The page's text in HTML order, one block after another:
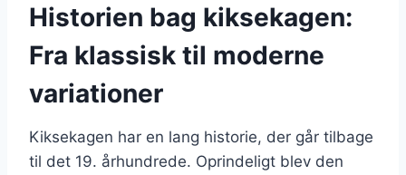
Historien bag kiksekagen:
Fra klassisk til moderne
variationer
Kiksekagen har en lang historie, der går tilbage
til det 19. århundrede. Oprindeligt blev den